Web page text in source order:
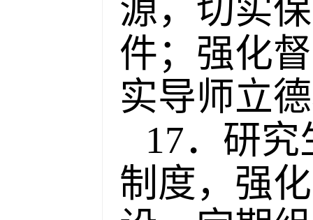
源，切实
件；强化
实导师立
17．研
制度，强